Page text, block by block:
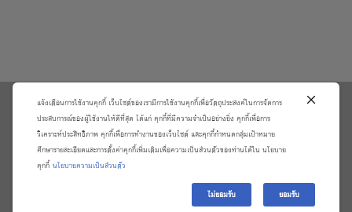
\
เกี่ยวกับเรา
วิธีการสั่งซื้อสินค้าและการรับประกันสินค้า
แจ้งชำระเงิน
ติดต่อเราและร้องเรียน
แจ้งเตือนการใช้งานคุกกี้ เว็บไซต์ของเรามีการใช้งานคุกกี้เพื่อวัตถุประสงค์ในการจัดการ
ประสบการณ์ของผู้ใช้งานให้ดีที่สุด ได้แก่ คุกกี้ที่มีความจำเป็นอย่างยิ่ง คุกกี้เพื่อการ
วิเคราะห์ประสิทธิภาพ คุกกี้เพื่อการทำงานของเว็บไซต์ และคุกกี้กำหนดกลุ่มเป้าหมาย
ศึกษารายละเอียดและการตั้งค่าคุกกี้เพิ่มเติมเพื่อความเป็นส่วนตัวของท่านได้ใน นโยบาย
คุกกี้ นโยบายความเป็นส่วนตัว
ไม่ยอมรับ ยอมรับ